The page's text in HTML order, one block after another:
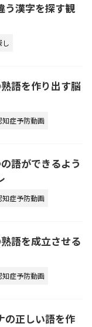
う漢字を探す観
し
語を作り出す脳
知症予防動画
語ができるよう
知症予防動画
語を成立させる
知症予防動画
の正しい語を作